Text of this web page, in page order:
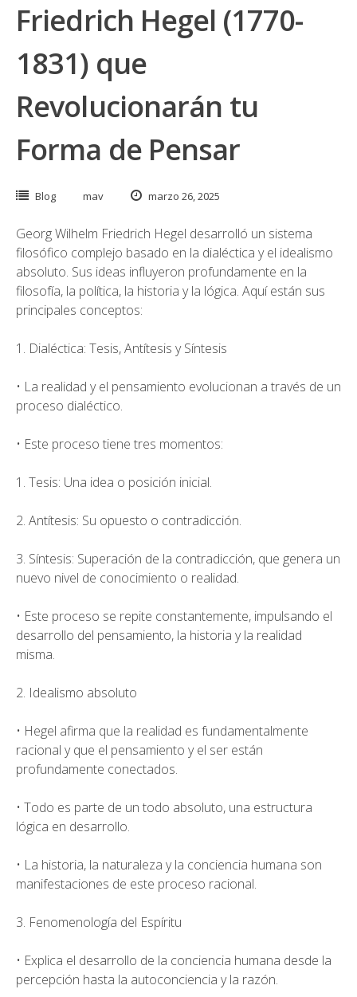
Friedrich Hegel (1770-
1831) que
Revolucionarán tu
Forma de Pensar
Blog mav marzo 26, 2025
Georg Wilhelm Friedrich Hegel desarrolló un sistema
filosófico complejo basado en la dialéctica y el idealismo
absoluto. Sus ideas influyeron profundamente en la
filosofía, la política, la historia y la lógica. Aquí están sus
principales conceptos:
1. Dialéctica: Tesis, Antítesis y Síntesis
• La realidad y el pensamiento evolucionan a través de un
proceso dialéctico.
• Este proceso tiene tres momentos:
1. Tesis: Una idea o posición inicial.
2. Antítesis: Su opuesto o contradicción.
3. Síntesis: Superación de la contradicción, que genera un
nuevo nivel de conocimiento o realidad.
• Este proceso se repite constantemente, impulsando el
desarrollo del pensamiento, la historia y la realidad
misma.
2. Idealismo absoluto
• Hegel afirma que la realidad es fundamentalmente
racional y que el pensamiento y el ser están
profundamente conectados.
• Todo es parte de un todo absoluto, una estructura
lógica en desarrollo.
• La historia, la naturaleza y la conciencia humana son
manifestaciones de este proceso racional.
3. Fenomenología del Espíritu
• Explica el desarrollo de la conciencia humana desde la
percepción hasta la autoconciencia y la razón.